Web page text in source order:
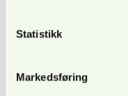
Statistikk
Markedsføring
planleggingslære
(Universitetet i